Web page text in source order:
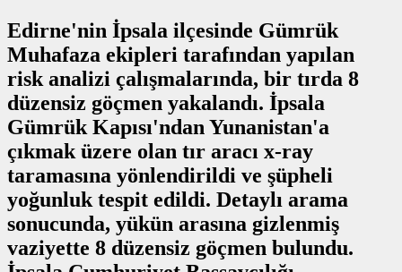
Edirne'nin İpsala ilçesinde Gümrük
Muhafaza ekipleri tarafından yapılan
risk analizi çalışmalarında, bir tırda 8
düzensiz göçmen yakalandı. İpsala
Gümrük Kapısı'ndan Yunanistan'a
çıkmak üzere olan tır aracı x-ray
taramasına yönlendirildi ve şüpheli
yoğunluk tespit edildi. Detaylı arama
sonucunda, yükün arasına gizlenmiş
vaziyette 8 düzensiz göçmen bulundu.